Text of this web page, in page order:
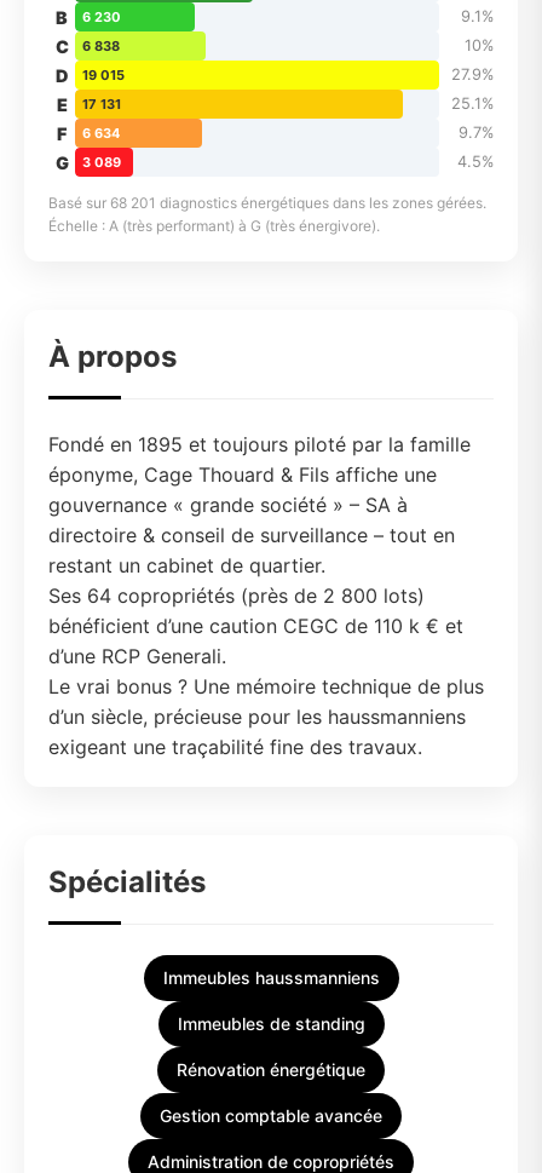
B 6 230 9.1%
C 6 838 10%
D 19 015 27.9%
E 17 131 25.1%
F 6 634 9.7%
G 3 089 4.5%
Basé sur 68 201 diagnostics énergétiques dans les zones gérées.
Échelle : A (très performant) à G (très énergivore).
À propos
Fondé en 1895 et toujours piloté par la famille
éponyme, Cage Thouard & Fils affiche une
gouvernance « grande société » – SA à
directoire & conseil de surveillance – tout en
restant un cabinet de quartier.
Ses 64 copropriétés (près de 2 800 lots)
bénéficient d’une caution CEGC de 110 k € et
d’une RCP Generali.
Le vrai bonus ? Une mémoire technique de plus
d’un siècle, précieuse pour les haussmanniens
exigeant une traçabilité fine des travaux.
Spécialités
Immeubles haussmanniens
Immeubles de standing
Rénovation énergétique
Gestion comptable avancée
Administration de copropriétés